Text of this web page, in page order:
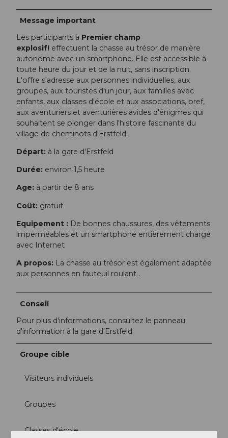
Message important
Les participants à Premier champ
explosif! effectuent la chasse au trésor de manière
autonome avec un smartphone. Elle est accessible à
toute heure du jour et de la nuit, sans inscription.
L'offre s'adresse aux personnes individuelles, aux
groupes, aux touristes d'un jour, aux familles avec
enfants, aux classes d'école et aux associations, bref,
aux aventuriers et aventurières avides d'énigmes qui
souhaitent se plonger dans l'histoire fascinante du
village de cheminots d'Erstfeld.
Départ: à la gare d'Erstfeld
Durée: environ 1,5 heure
Age: à partir de 8 ans
Coût: gratuit
Equipement : De bonnes chaussures, des vêtements
imperméables et un smartphone entièrement chargé
avec Internet
A propos: La chasse au trésor est également adaptée
aux personnes en fauteuil roulant .
Conseil
Pour plus d'informations, consultez le panneau
d'information à la gare d'Erstfeld.
Groupe cible
Visiteurs individuels
Groupes
Classes d'école